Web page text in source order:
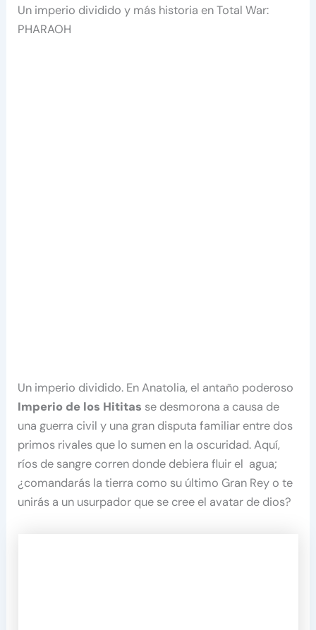
Un imperio dividido y más historia en Total War:
PHARAOH
Un imperio dividido. En Anatolia, el antaño poderoso
Imperio de los Hititas se desmorona a causa de
una guerra civil y una gran disputa familiar entre dos
primos rivales que lo sumen en la oscuridad. Aquí,
ríos de sangre corren donde debiera fluir el agua;
¿comandarás la tierra como su último Gran Rey o te
unirás a un usurpador que se cree el avatar de dios?